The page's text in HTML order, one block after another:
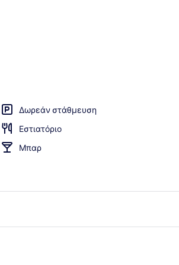
Δωρεάν στάθμευση
Εστιατόριο
Μπαρ